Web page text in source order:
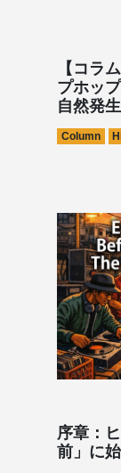
【コラ
プホッ
自然発
Column
序章：
前」に